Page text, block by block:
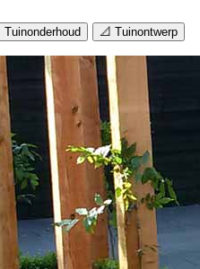
Tuinonderhoud 📐 Tuinontwerp